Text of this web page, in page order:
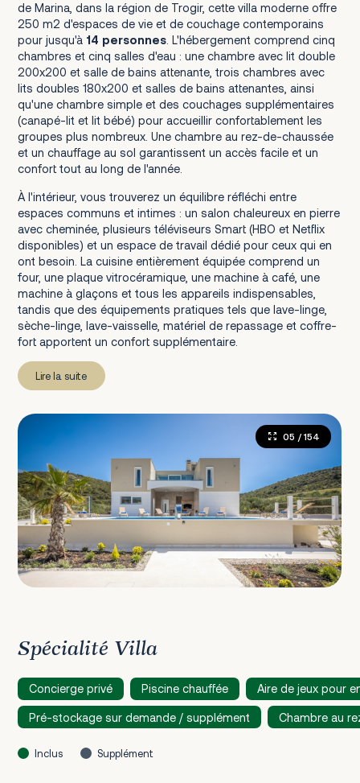
de Marina, dans la région de Trogir, cette villa moderne offre
250 m2 d'espaces de vie et de couchage contemporains
pour jusqu'à 14 personnes. L'hébergement comprend cinq
chambres et cinq salles d'eau : une chambre avec lit double
200x200 et salle de bains attenante, trois chambres avec
lits doubles 180x200 et salles de bains attenantes, ainsi
qu'une chambre simple et des couchages supplémentaires
(canapé-lit et lit bébé) pour accueillir confortablement les
groupes plus nombreux. Une chambre au rez-de-chaussée
et un chauffage au sol garantissent un accès facile et un
confort tout au long de l'année.
À l'intérieur, vous trouverez un équilibre réfléchi entre
espaces communs et intimes : un salon chaleureux en pierre
avec cheminée, plusieurs téléviseurs Smart (HBO et Netflix
disponibles) et un espace de travail dédié pour ceux qui en
ont besoin. La cuisine entièrement équipée comprend un
four, une plaque vitrocéramique, une machine à café, une
machine à glaçons et tous les appareils indispensables,
tandis que des équipements pratiques tels que lave-linge,
sèche-linge, lave-vaisselle, matériel de repassage et coffre-
fort apportent un confort supplémentaire.
Lire la suite
05 / 154
Spécialité Villa
Concierge privé Piscine chauffée Aire de jeux pour
Pré-stockage sur demande / supplément Chambre au
Inclus Supplément